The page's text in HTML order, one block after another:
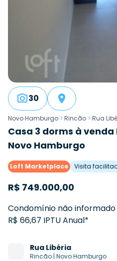
30
Novo Hamburgo > Rincão > Rua
Casa 3 dorms à venda
Novo Hamburgo
Loft Marketplace Visita
R$ 749.000,00
Condomínio não informado
R$ 66,67 IPTU Anual*
Rua Libéria
Rincão | Novo Hamburgo